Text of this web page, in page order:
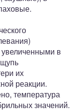
в
их
реакции.
температура
значений.